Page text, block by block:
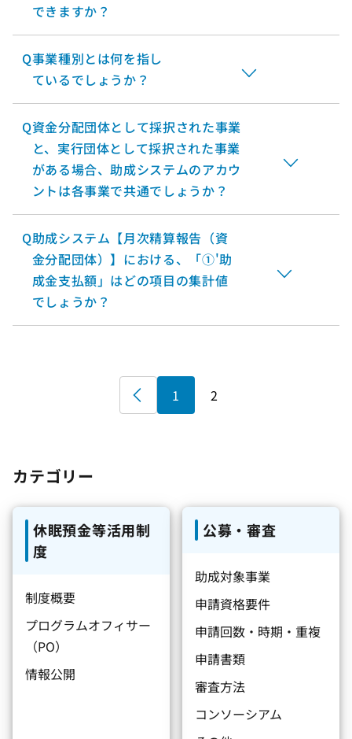
できますか？
Q事業種別とは何を指し
ているでしょうか？
Q資金分配団体として採択された事業
と、実行団体として採択された事業
がある場合、助成システムのアカウ
ントは各事業で共通でしょうか？
Q助成システム【月次精算報告（資
金分配団体）】における、「①'助
成金支払額」はどの項目の集計値
でしょうか？
« 1 2
カテゴリー
休眠預金等活用制
度
制度概要
プログラムオフィサー
（PO）
情報公開
公募・審査
助成対象事業
申請資格要件
申請回数・時期・重複
申請書類
審査方法
コンソーシアム